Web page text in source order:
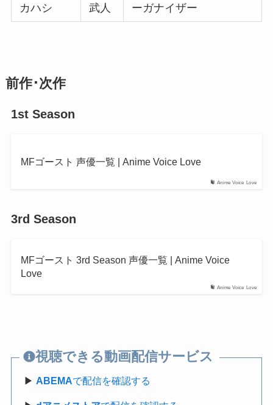
カハシ
武人
ーガナイザー
前作･次作
1st Season
Anime Voice Love
MFゴースト 声優一覧 | Anime Voice Love
3rd Season
Anime Voice Love
MFゴースト 3rd Season 声優一覧 | Anime Voice
Love
視聴できる動画配信サービス
▶ ABEMAで配信を確認する